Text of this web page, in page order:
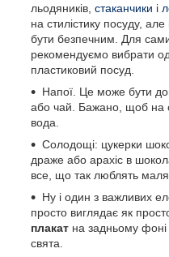
льодяників, стаканчики і
на стилістику посуду, але
бути безпечним. Для
рекомендуємо вибрати
пластиковий посуд.
Напої. Це може бути
або чай. Бажано, щоб на
вода.
Солодощі: цукерки
драже або арахіс в
все, що так люблять
Ну і один з важливих
просто виглядає як
плакат на задньому фоні
свята.